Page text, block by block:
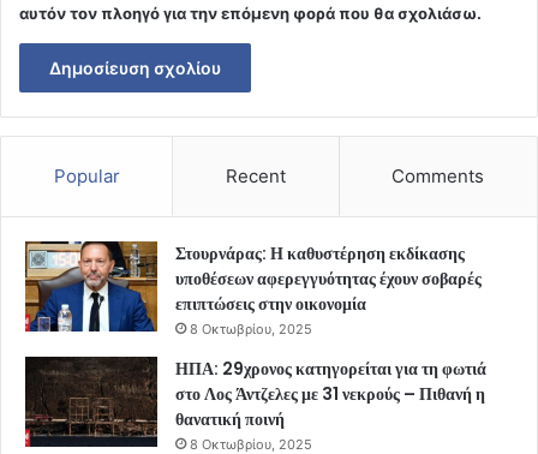
αυτόν τον πλοηγό για την επόμενη φορά που θα σχολιάσω.
Popular Recent Comments
Στουρνάρας: Η καθυστέρηση εκδίκασης
υποθέσεων αφερεγγυότητας έχουν σοβαρές
επιπτώσεις στην οικονομία
8 Οκτωβρίου, 2025
ΗΠΑ: 29χρονος κατηγορείται για τη φωτιά
στο Λος Άντζελες με 31 νεκρούς – Πιθανή η
θανατική ποινή
8 Οκτωβρίου, 2025